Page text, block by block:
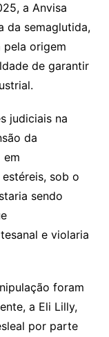
a Anvisa
da semaglutida,
pela origem
de garantir
judiciais na
da
em
sob o
sendo
e violaria
foram
a Eli Lilly,
por parte